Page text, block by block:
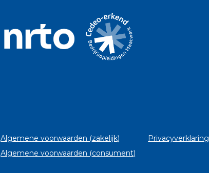
Algemene voorwaarden (zakelijk)
Algemene voorwaarden (consument)
Privacyverklaring